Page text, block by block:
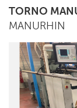
TORNO
MANURHIN